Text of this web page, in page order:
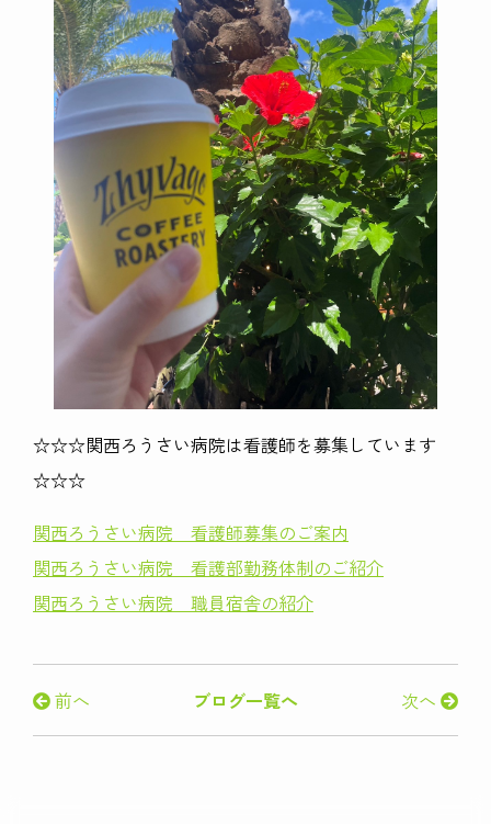
☆☆☆関西ろうさい病院は看護師を募集しています
☆☆☆
関西ろうさい病院 看護師募集のご案内
関西ろうさい病院 看護部勤務体制のご紹介
関西ろうさい病院 職員宿舎の紹介
前へ 次へ
ブログ一覧へ